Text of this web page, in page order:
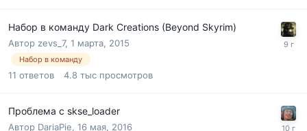
Набор в команду Dark Creations (Beyond Skyrim)
Автор zevs_7, 1 марта, 2015
Набор в команду
11 ответов 4.8 тыс просмотров
Проблема с skse_loader
Автор DariaPie, 16 мая, 2016